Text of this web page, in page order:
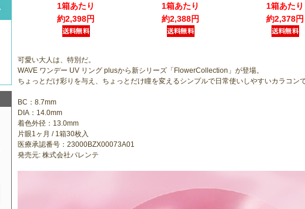
1箱あたり
約2,398円
1箱あたり
約2,388円
1箱あたり
約2,378円
可愛い大人は、特別だ。
WAVE ワンデー UV リング plusから新シリーズ「FlowerCollection」が登場。
ちょっとだけ彩りを与え、ちょっとだけ瞳を変えるシンプルで日常使いしやすいカラコン
BC：8.7mm
DIA：14.0mm
着色外径：13.0mm
片眼1ヶ月 / 1箱30枚入
医療承認番号：23000BZX00073A01
発売元: 株式会社パレンテ